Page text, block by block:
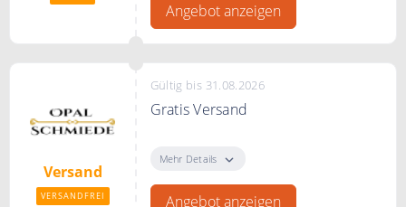
Angebot anzeigen
Versand
VERSANDFREI
Gültig bis 31.08.2026
Gratis Versand
Versand immer kostenfrei.
Mehr Details
Angebot anzeigen